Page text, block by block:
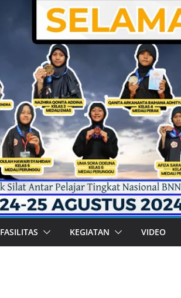
FASILITAS KEGIATAN VIDEO